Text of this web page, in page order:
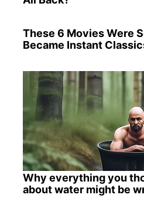
These 6 Movies Were
Became Instant
Why everything you
about water might be